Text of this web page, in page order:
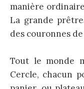
manière
La grande
des couronnes
Tout le monde
Cercle, chacun